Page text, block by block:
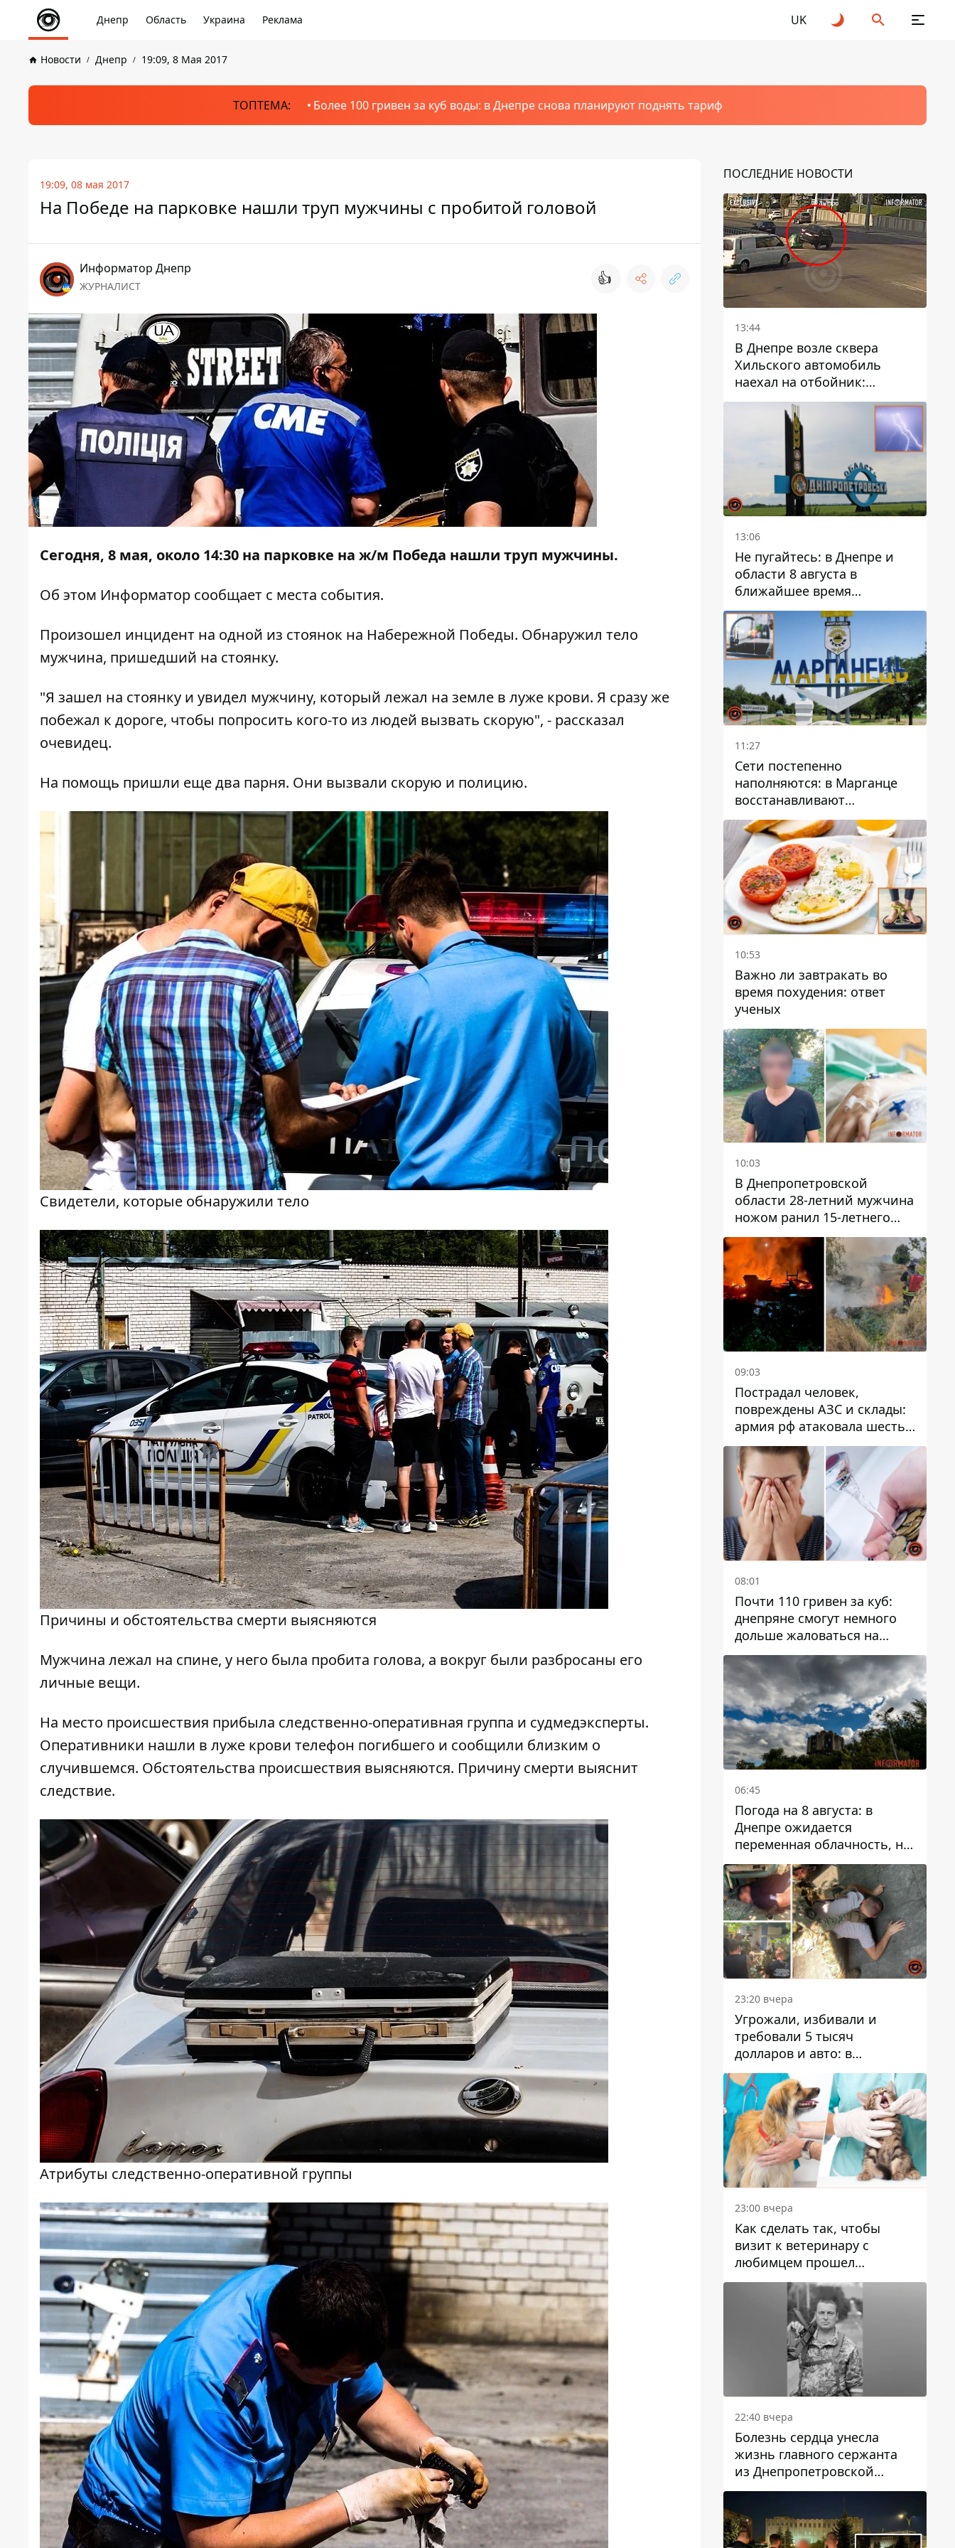
Днепр Область Украина Реклама UK
Новости Днепр 19:09, 8 Мая 2017
ТОПТЕМА: Более 100 гривен за куб воды: в Днепре снова планируют поднять тариф
19:09, 08 мая 2017
На Победе на парковке нашли труп мужчины с пробитой головой
Информатор Днепр
ЖУРНАЛИСТ 👍
Сегодня, 8 мая, около 14:30 на парковке на ж/м Победа нашли труп мужчины.
Об этом Информатор сообщает с места события.
Произошел инцидент на одной из стоянок на Набережной Победы. Обнаружил тело
мужчина, пришедший на стоянку.
"Я зашел на стоянку и увидел мужчину, который лежал на земле в луже крови. Я сразу же
побежал к дороге, чтобы попросить кого-то из людей вызвать скорую", - рассказал
очевидец.
На помощь пришли еще два парня. Они вызвали скорую и полицию.
Свидетели, которые обнаружили тело
Причины и обстоятельства смерти выясняются
Мужчина лежал на спине, у него была пробита голова, а вокруг были разбросаны его
личные вещи.
На место происшествия прибыла следственно-оперативная группа и судмедэксперты.
Оперативники нашли в луже крови телефон погибшего и сообщили близким о
случившемся. Обстоятельства происшествия выясняются. Причину смерти выяснит
следствие.
Атрибуты следственно-оперативной группы
ПОСЛЕДНИЕ НОВОСТИ
13:44
В Днепре возле сквера
Хильского автомобиль
наехал на отбойник:
момент происшествия
13:06
Не пугайтесь: в Днепре и
области 8 августа в
ближайшее время
ожидается гроза
11:27
Сети постепенно
наполняются: в Марганце
восстанавливают
водоснабжение
10:53
Важно ли завтракать во
время похудения: ответ
ученых
10:03
В Днепропетровской
области 28-летний мужчина
ножом ранил 15-летнего
парня
09:03
Пострадал человек,
повреждены АЗС и склады:
армия рф атаковала шесть
районов Днепропетровской
области
08:01
Почти 110 гривен за куб:
днепряне смогут немного
дольше жаловаться на
запланированные тарифы
на воду на 2027 год
06:45
Погода на 8 августа: в
Днепре ожидается
переменная облачность, но
может пойти дождь
23:20 вчера
Угрожали, избивали и
требовали 5 тысяч
долларов и авто: в
Павлограде задержали двух
мужчин
23:00 вчера
Как сделать так, чтобы
визит к ветеринару с
любимцем прошел
спокойно: простые советы
22:40 вчера
Болезнь сердца унесла
жизнь главного сержанта
из Днепропетровской
области Юрия Свистуна